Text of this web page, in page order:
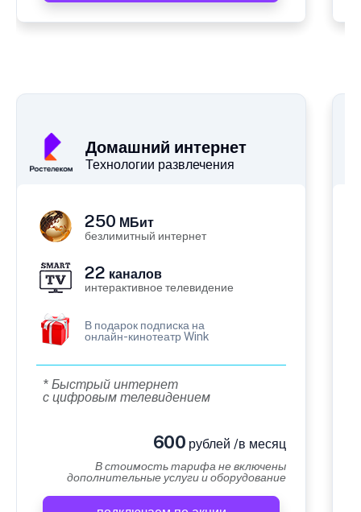
Домашний интернет
Технологии развлечения
250 МБит
безлимитный интернет
22 каналов
интерактивное телевидение
В подарок подписка на
онлайн-кинотеатр Wink
* Быстрый интернет
с цифровым телевидением
600 рублей /в месяц
В стоимость тарифа не включены
дополнительные услуги и оборудование